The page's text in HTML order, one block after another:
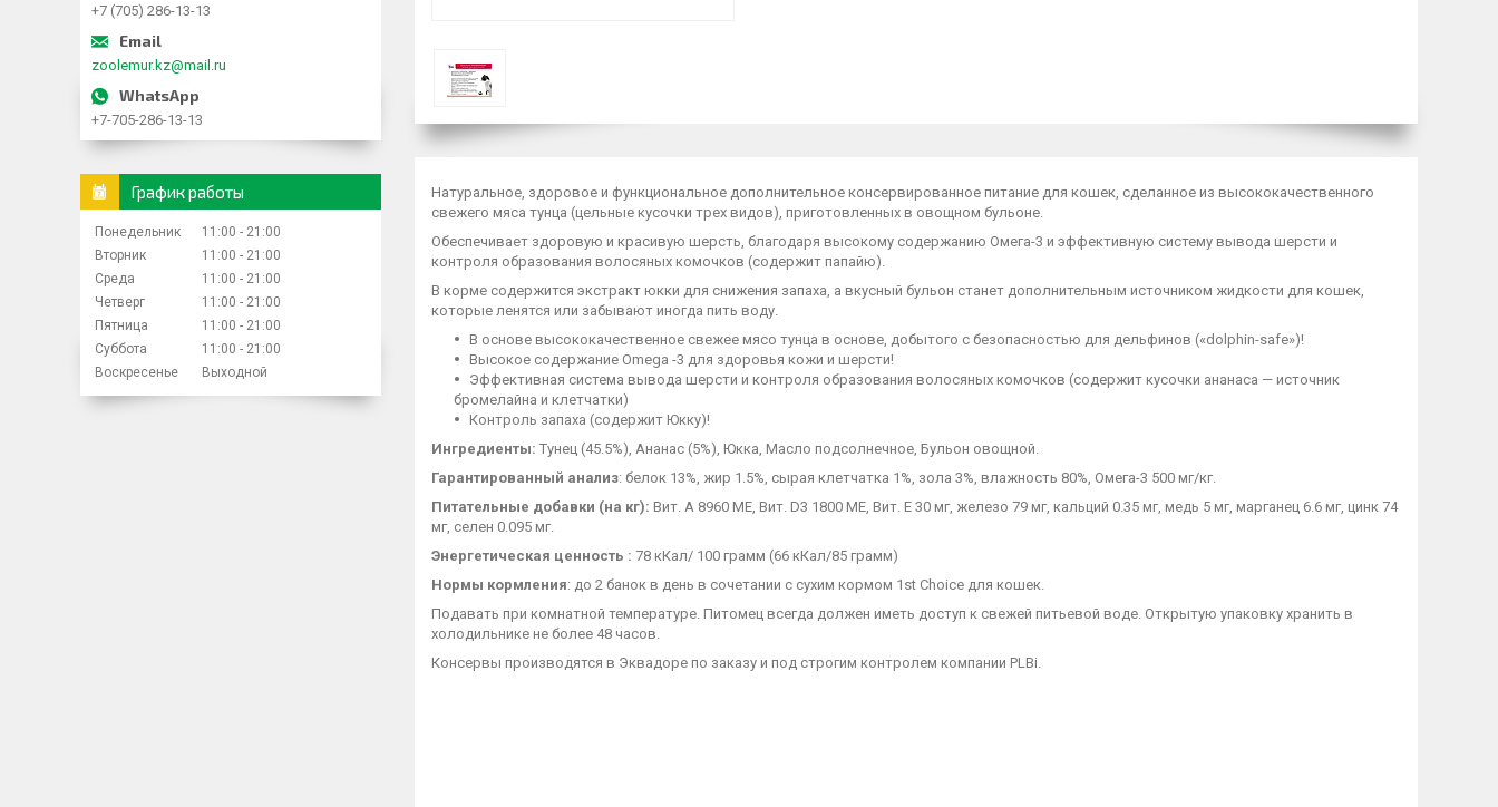
Натуральное, здоровое и функциональное дополнительное консервированное питание для кошек, сделанное из высококачественного
свежего мяса тунца (цельные кусочки трех видов), приготовленных в овощном бульоне.
Обеспечивает здоровую и красивую шерсть, благодаря высокому содержанию Омега-3 и эффективную систему вывода шерсти и
контроля образования волосяных комочков (содержит папайю).
В корме содержится экстракт юкки для снижения запаха, а вкусный бульон станет дополнительным источником жидкости для кошек,
которые ленятся или забывают иногда пить воду.
В основе высококачественное свежее мясо тунца в основе, добытого с безопасностью для дельфинов («dolphin-safe»)!
Высокое содержание Omega -3 для здоровья кожи и шерсти!
Эффективная система вывода шерсти и контроля образования волосяных комочков (содержит кусочки ананаса — источник
бромелайна и клетчатки)
Контроль запаха (содержит Юкку)!
Ингредиенты: Тунец (45.5%), Ананас (5%), Юкка, Масло подсолнечное, Бульон овощной.
Гарантированный анализ: белок 13%, жир 1.5%, сырая клетчатка 1%, зола 3%, влажность 80%, Омега-3 500 мг/кг.
Питательные добавки (на кг): Вит. A 8960 МЕ, Вит. D3 1800 МЕ, Вит. E 30 мг, железо 79 мг, кальций 0.35 мг, медь 5 мг, марганец 6.6 мг, цинк 74
мг, селен 0.095 мг.
Энергетическая ценность : 78 кКал/ 100 грамм (66 кКал/85 грамм)
Нормы кормления: до 2 банок в день в сочетании с сухим кормом 1st Choice для кошек.
Подавать при комнатной температуре. Питомец всегда должен иметь доступ к свежей питьевой воде. Открытую упаковку хранить в
холодильнике не более 48 часов.
Консервы производятся в Эквадоре по заказу и под строгим контролем компании PLBi.
+7 (705) 286-13-13
zoolemur.kz@mail.ru
+7-705-286-13-13
График работы
Понедельник 11:00
21:00
Вторник
11:00
21:00
Среда
11:00
21:00
Четверг
11:00
21:00
Пятница
11:00
21:00
Суббота
11:00
21:00
Воскресенье
Выходной